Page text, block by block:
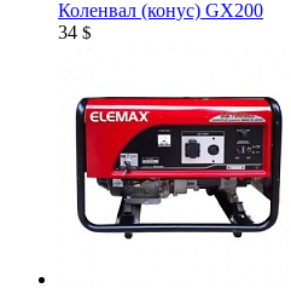
Коленвал (конус) GX200
34 $